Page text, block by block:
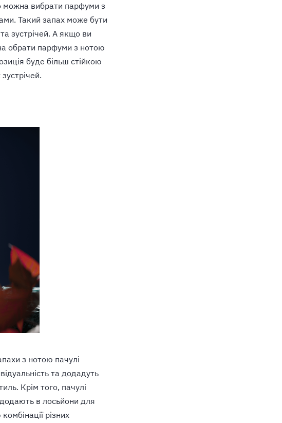
можна вибрати парфуми з
Такий запах може бути
зустрічей. А якщо ви
обрати парфуми з нотою
буде більш стійкою
з нотою пачулі
та додадуть
Крім того, пачулі
в лосьйони для
різних